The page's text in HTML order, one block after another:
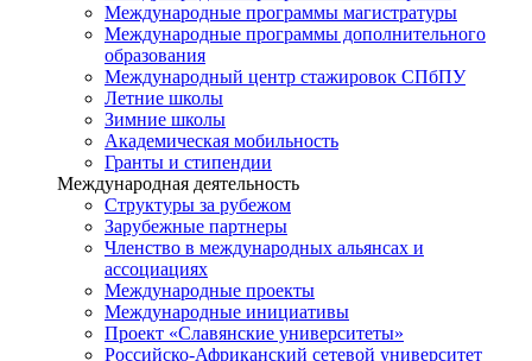
Международные программы магистратуры
Международные программы дополнительного
образования
Международный центр стажировок СПбПУ
Летние школы
Зимние школы
Академическая мобильность
Гранты и стипендии
Международная деятельность
Структуры за рубежом
Зарубежные партнеры
Членство в международных альянсах и
ассоциациях
Международные проекты
Международные инициативы
Проект «Славянские университеты»
Российско-Африканский сетевой университет